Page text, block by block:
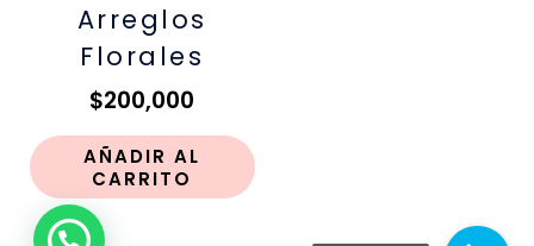
Arreglos
Florales
$200,000
AÑADIR AL
CARRITO